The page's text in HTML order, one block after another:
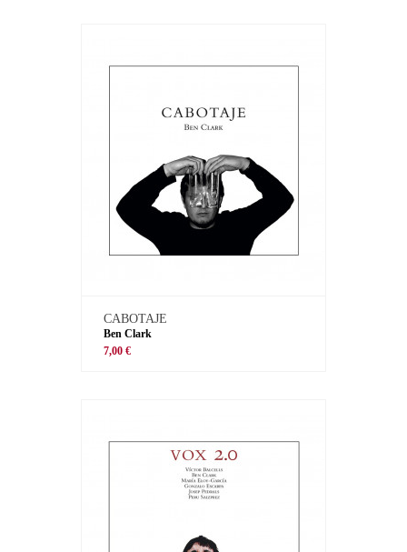
CABOTAJE
Ben Clark
7,00 €